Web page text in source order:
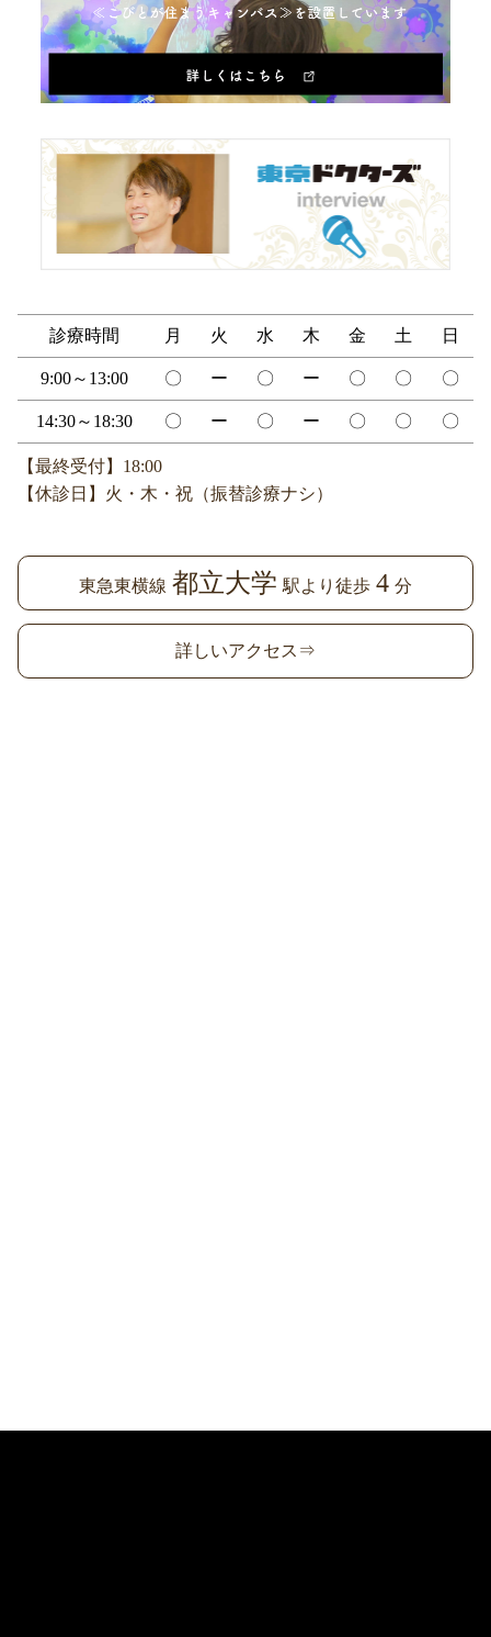
診療時間 月 火 水 木 金 土 日
9:00～13:00 〇 ー 〇 ー 〇 〇 〇
14:30～18:30 〇 ー 〇 ー 〇 〇 〇
【最終受付】18:00
【休診日】火・木・祝（振替診療ナシ）
東急東横線 都立大学 駅より徒歩 4 分
詳しいアクセス⇒